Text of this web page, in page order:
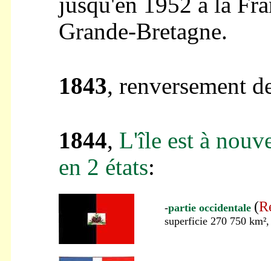
Grande-Bretagne.
1843, renversement
1844, L'île est à
en 2 états:
-partie occidentale (
superficie 270 750